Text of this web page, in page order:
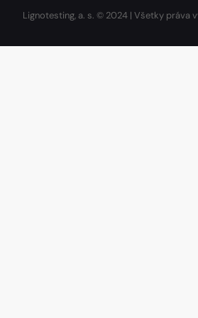
Lignotesting, a. s. © 2024 | Všetky práva